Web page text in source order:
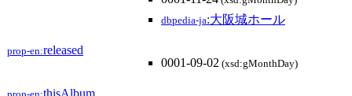
dbpedia-ja:大阪城ホール
prop-en:released
0001-09-02 (xsd:gMonthDay)